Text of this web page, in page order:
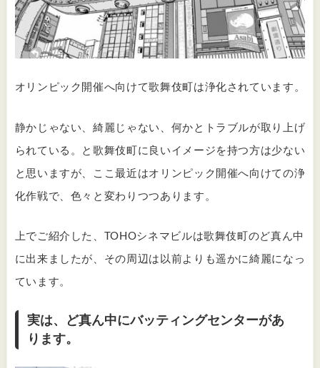
オリンピック開催へ向けて歌舞伎町は浄化されています。
静かじゃない、綺麗じゃない、何かとトラブルが取り上げ
られている。と歌舞伎町に良いイメージを持つ方は少ない
と思いますが、ここ最近はオリンピック開催へ向けての浄
化作戦で、色々と変わりつつあります。
上でご紹介した、TOHOシネマビルは歌舞伎町のど真ん中
に出来ましたが、その周辺は以前よりも遥かに綺麗になっ
ています。
実は、ど真ん中にバッティングセンターがあ
ります。